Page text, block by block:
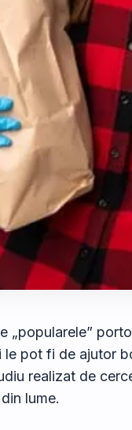
„popularele”
pot fi de ajutor
realizat de
lume.